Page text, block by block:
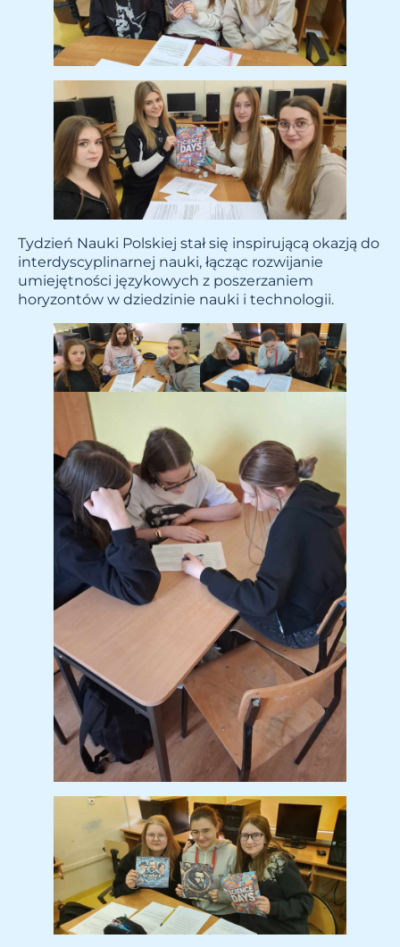
Tydzień Nauki Polskiej stał się inspirującą okazją do
interdyscyplinarnej nauki, łącząc rozwijanie
umiejętności językowych z poszerzaniem
horyzontów w dziedzinie nauki i technologii.